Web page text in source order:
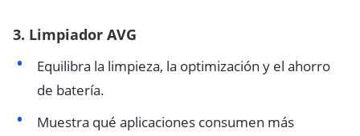
3. Limpiador AVG
Equilibra la limpieza, la optimización y el ahorro
de batería.
Muestra qué aplicaciones consumen más